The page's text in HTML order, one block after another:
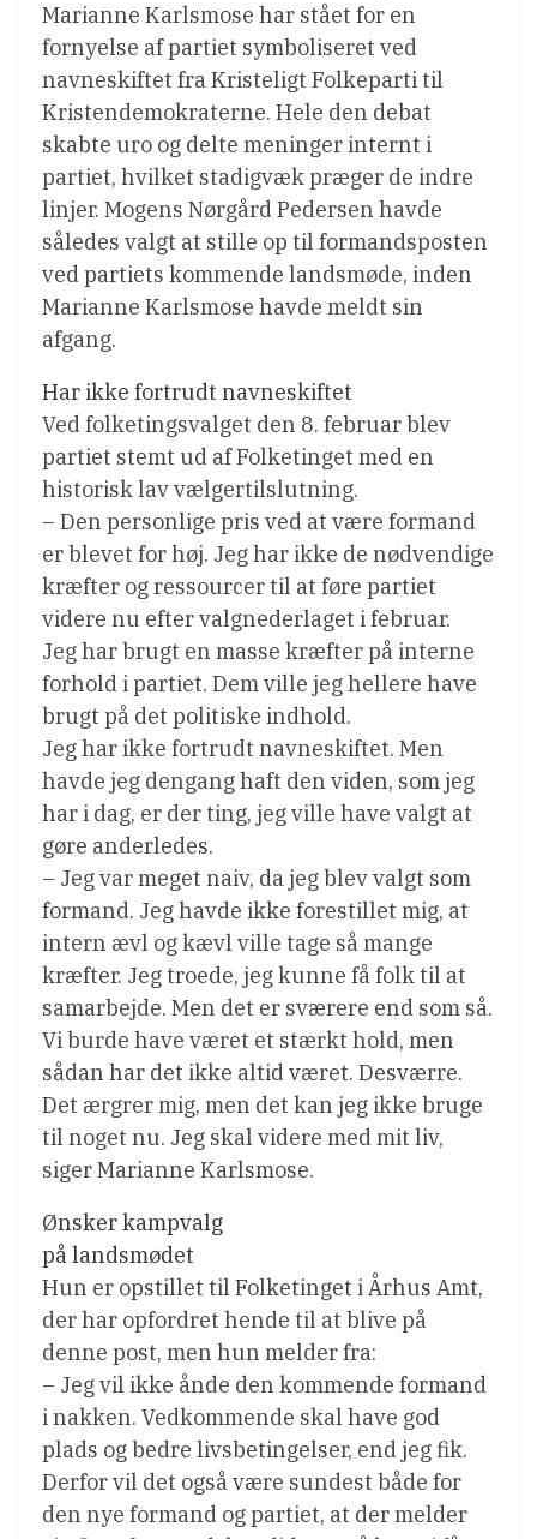
Marianne Karlsmose har stået for en
fornyelse af partiet symboliseret ved
navneskiftet fra Kristeligt Folkeparti til
Kristendemokraterne. Hele den debat
skabte uro og delte meninger internt i
partiet, hvilket stadigvæk præger de indre
linjer. Mogens Nørgård Pedersen havde
således valgt at stille op til formandsposten
ved partiets kommende landsmøde, inden
Marianne Karlsmose havde meldt sin
afgang.
Har ikke fortrudt navneskiftet
Ved folketingsvalget den 8. februar blev
partiet stemt ud af Folketinget med en
historisk lav vælgertilslutning.
– Den personlige pris ved at være formand
er blevet for høj. Jeg har ikke de nødvendige
kræfter og ressourcer til at føre partiet
videre nu efter valgnederlaget i februar.
Jeg har brugt en masse kræfter på interne
forhold i partiet. Dem ville jeg hellere have
brugt på det politiske indhold.
Jeg har ikke fortrudt navneskiftet. Men
havde jeg dengang haft den viden, som jeg
har i dag, er der ting, jeg ville have valgt at
gøre anderledes.
– Jeg var meget naiv, da jeg blev valgt som
formand. Jeg havde ikke forestillet mig, at
intern ævl og kævl ville tage så mange
kræfter. Jeg troede, jeg kunne få folk til at
samarbejde. Men det er sværere end som så.
Vi burde have været et stærkt hold, men
sådan har det ikke altid været. Desværre.
Det ærgrer mig, men det kan jeg ikke bruge
til noget nu. Jeg skal videre med mit liv,
siger Marianne Karlsmose.
Ønsker kampvalg
på landsmødet
Hun er opstillet til Folketinget i Århus Amt,
der har opfordret hende til at blive på
denne post, men hun melder fra:
– Jeg vil ikke ånde den kommende formand
i nakken. Vedkommende skal have god
plads og bedre livsbetingelser, end jeg fik.
Derfor vil det også være sundest både for
den nye formand og partiet, at der melder